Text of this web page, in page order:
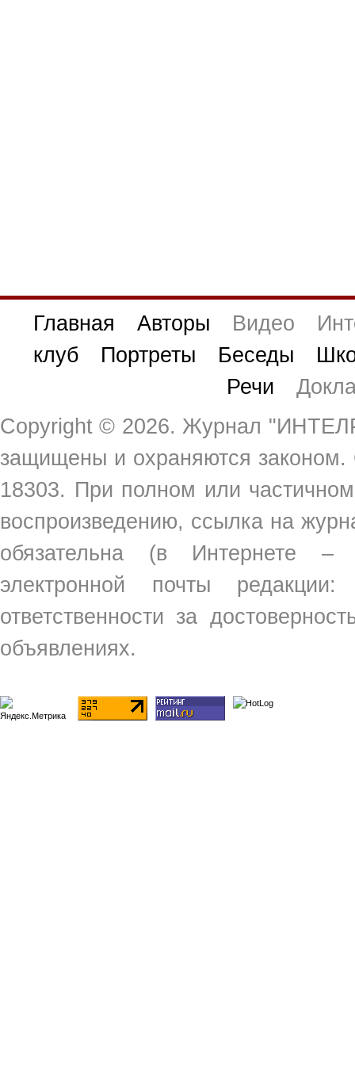
Главная Авторы Видео
клуб
Портреты Беседы
Речи
Copyright © 2026. Журнал
защищены и охраняются
18303. При полном или
воспроизведению, ссылка на
обязательна (в Интернете
электронной почты
ответственности за
объявлениях.